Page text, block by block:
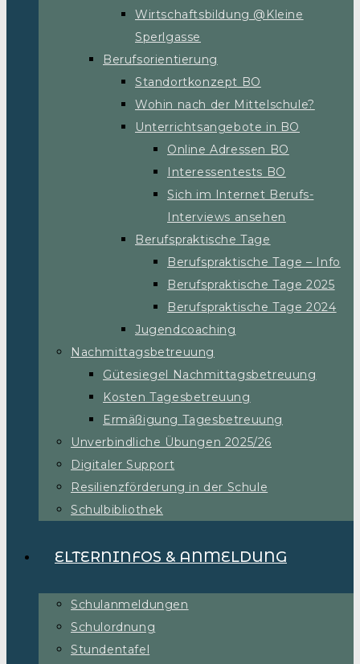
Wirtschaftsbildung @Kleine
Sperlgasse
Berufsorientierung
Standortkonzept BO
Wohin nach der Mittelschule?
Unterrichtsangebote in BO
Online Adressen BO
Interessentests BO
Sich im Internet Berufs-
Interviews ansehen
Berufspraktische Tage
Berufspraktische Tage – Info
Berufspraktische Tage 2025
Berufspraktische Tage 2024
Jugendcoaching
Nachmittagsbetreuung
Gütesiegel Nachmittagsbetreuung
Kosten Tagesbetreuung
Ermäßigung Tagesbetreuung
Unverbindliche Übungen 2025/26
Digitaler Support
Resilienzförderung in der Schule
Schulbibliothek
ELTERNINFOS & ANMELDUNG
Schulanmeldungen
Schulordnung
Stundentafel